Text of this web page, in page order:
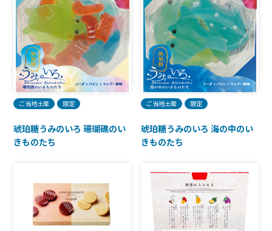
ご当地土産 限定
琥珀糖うみのいろ 珊瑚礁のい
きものたち
ご当地土産 限定
琥珀糖うみのいろ 海の中のい
きものたち